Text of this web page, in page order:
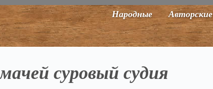
Народные Авторские
суровый судия